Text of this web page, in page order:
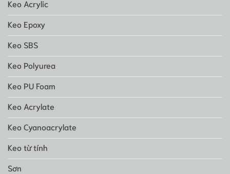
Keo Acrylic
Keo Epoxy
Keo SBS
Keo Polyurea
Keo PU Foam
Keo Acrylate
Keo Cyanoacrylate
Keo từ tính
Sơn